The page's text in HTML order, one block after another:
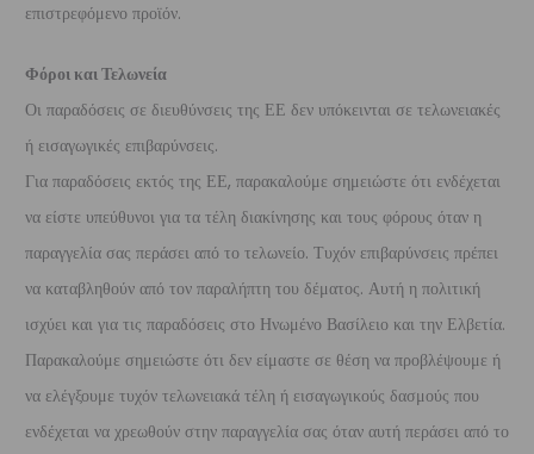
επιστρεφόμενο προϊόν.
Φόροι και Τελωνεία
Οι παραδόσεις σε διευθύνσεις της ΕΕ δεν υπόκεινται σε τελωνειακές
ή εισαγωγικές επιβαρύνσεις.
Για παραδόσεις εκτός της ΕΕ, παρακαλούμε σημειώστε ότι ενδέχεται
να είστε υπεύθυνοι για τα τέλη διακίνησης και τους φόρους όταν η
παραγγελία σας περάσει από το τελωνείο. Τυχόν επιβαρύνσεις πρέπει
να καταβληθούν από τον παραλήπτη του δέματος. Αυτή η πολιτική
ισχύει και για τις παραδόσεις στο Ηνωμένο Βασίλειο και την Ελβετία.
Παρακαλούμε σημειώστε ότι δεν είμαστε σε θέση να προβλέψουμε ή
να ελέγξουμε τυχόν τελωνειακά τέλη ή εισαγωγικούς δασμούς που
ενδέχεται να χρεωθούν στην παραγγελία σας όταν αυτή περάσει από το